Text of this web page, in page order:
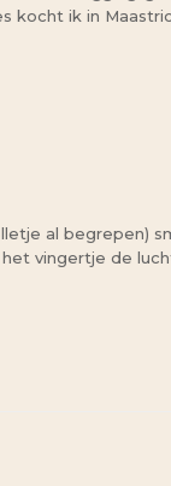
ik in
al begrepen)
vingertje de